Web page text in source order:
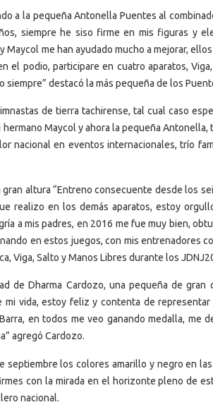
a la pequeña Antonella Puentes al
siempre he siso firme en mis figuras y
me han ayudado mucho a mejorar,
el podio, participare en cuatro aparatos,
destacó la más pequeña de los
de tierra tachirense, tal cual caso
Maycol y ahora la pequeña Antonella,
nacional en eventos internacionales, trío
altura “Entreno consecuente desde los
realizo en los demás aparatos, estoy
a mis padres, en 2016 me fue muy bien,
en estos juegos, con mis entrenadores
Viga, Salto y Manos Libres durante los
de Dharma Cardozo, una pequeña de gran
vida, estoy feliz y contenta de representar
en todos me veo ganando medalla, me
agregó Cardozo.
los colores amarillo y negro en
con la mirada en el horizonte pleno de
nacional.